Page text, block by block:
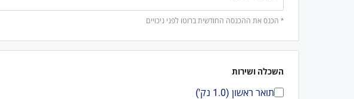
* הכנס את ההכנסה החודשית ברוטו לפני ניכויים
השכלה ושירות
תואר ראשון (1.0 נק')